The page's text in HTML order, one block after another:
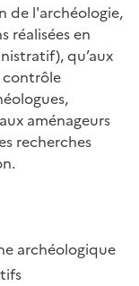
de l'archéologie,
réalisées en
qu’aux
contrôle
aménageurs
recherches
archéologique